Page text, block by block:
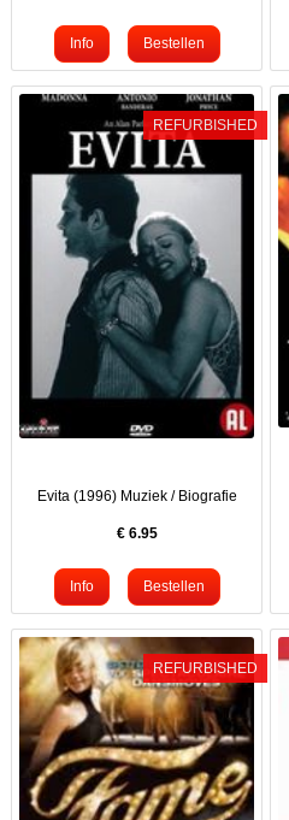
REFURBISHED
Evita (1996) Muziek / Biografie
€ 6.95
REFURBISHED